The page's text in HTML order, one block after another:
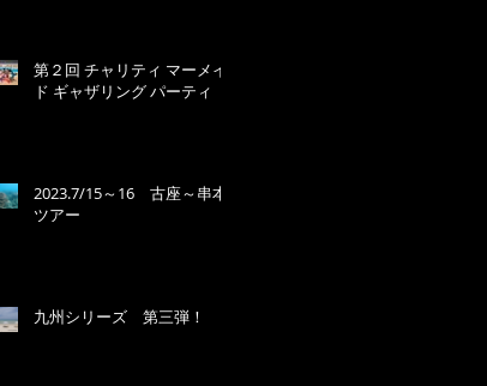
第２回 チャリティ マーメイ
ド ギャザリング パーティ
2023.7/15～16 古座～串本
ツアー
九州シリーズ 第三弾！